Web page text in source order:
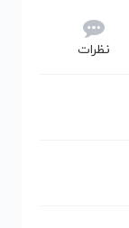
نظرات